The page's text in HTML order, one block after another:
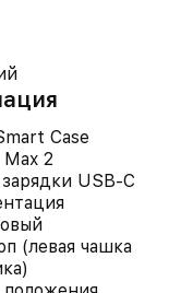
Case
2
USB-C
(левая чашка